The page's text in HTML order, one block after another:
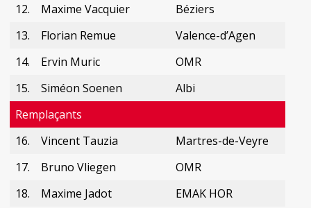
12.
Maxime Vacquier
Béziers
13.
Florian Remue
Valence-d’Agen
14.
Ervin Muric
OMR
15.
Siméon Soenen
Albi
Remplaçants
16.
Vincent Tauzia
Martres-de-Veyre
17.
Bruno Vliegen
OMR
18.
Maxime Jadot EMAK HOR